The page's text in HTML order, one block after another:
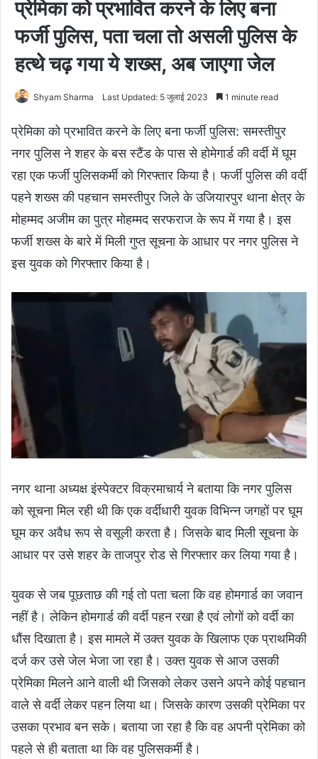
प्रेमिका को प्रभावित करने के लिए बना
फर्जी पुलिस, पता चला तो असली पुलिस के
हत्थे चढ़ गया ये शख्स, अब जाएगा जेल
Shyam Sharma Last Updated: 5 जुलाई 2023 1 minute read
प्रेमिका को प्रभावित करने के लिए बना फर्जी पुलिस: समस्तीपुर
नगर पुलिस ने शहर के बस स्टैंड के पास से होमेगार्ड की वर्दी में घूम
रहा एक फर्जी पुलिसकर्मी को गिरफ्तार किया है। फर्जी पुलिस की वर्दी
पहने शख्स की पहचान समस्तीपुर जिले के उजियारपुर थाना क्षेत्र के
मोहम्मद अजीम का पुत्र मोहम्मद सरफराज के रूप में गया है। इस
फर्जी शख्स के बारे में मिली गुप्त सूचना के आधार पर नगर पुलिस ने
इस युवक को गिरफ्तार किया है।
नगर थाना अध्यक्ष इंस्पेक्टर विक्रमाचार्य ने बताया कि नगर पुलिस
को सूचना मिल रही थी कि एक वर्दीधारी युवक विभिन्न जगहों पर घूम
घूम कर अवैध रूप से वसूली करता है। जिसके बाद मिली सूचना के
आधार पर उसे शहर के ताजपुर रोड से गिरफ्तार कर लिया गया है।
युवक से जब पूछताछ की गई तो पता चला कि वह होमगार्ड का जवान
नहीं है। लेकिन होमगार्ड की वर्दी पहन रखा है एवं लोगों को वर्दी का
धौंस दिखाता है। इस मामले में उक्त युवक के खिलाफ एक प्राथमिकी
दर्ज कर उसे जेल भेजा जा रहा है। उक्त युवक से आज उसकी
प्रेमिका मिलने आने वाली थी जिसको लेकर उसने अपने कोई पहचान
वाले से वर्दी लेकर पहन लिया था। जिसके कारण उसकी प्रेमिका पर
उसका प्रभाव बन सके। बताया जा रहा है कि वह अपनी प्रेमिका को
पहले से ही बताता था कि वह पुलिसकर्मी है।